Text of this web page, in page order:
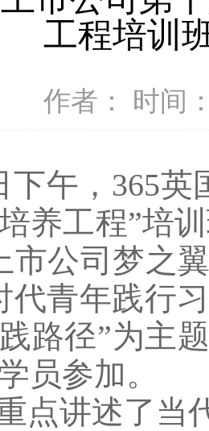
工程培训
作者： 时间
下午，365
养工程”培
市公司梦之
代青年践行
路径”为主
员参加。
点讲述了当